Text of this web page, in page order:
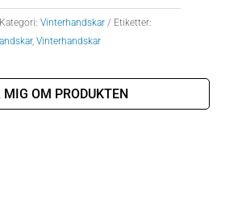
Kategori: Vinterhandskar
Etiketter:
, Vinterhandskar
OM PRODUKTEN